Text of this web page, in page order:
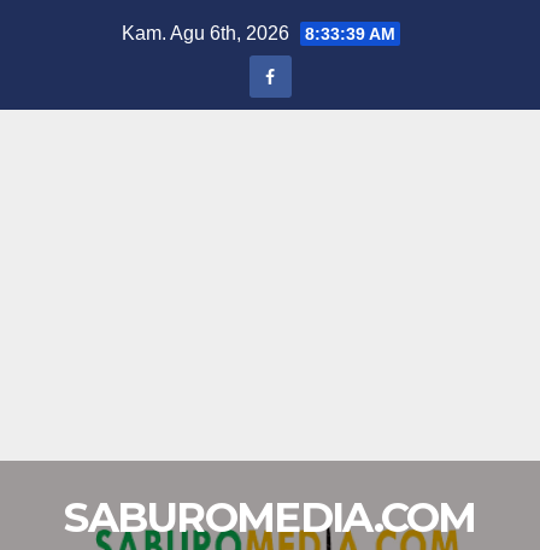
Kam. Agu 6th, 2026 8:33:39 AM
SABUROMEDIA.COM